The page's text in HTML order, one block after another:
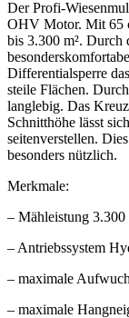
Der Profi-
OHV Motor. Mit 65
bis 3.300 m². Durch
Differentialsperre
steile Flächen.
langlebig. Das
Schnitthöhe lässt
seitenverstellen.
besonders nützlich.
Merkmale:
– Mähleistung 3.300
– Antriebssystem
– maximale
– maximale